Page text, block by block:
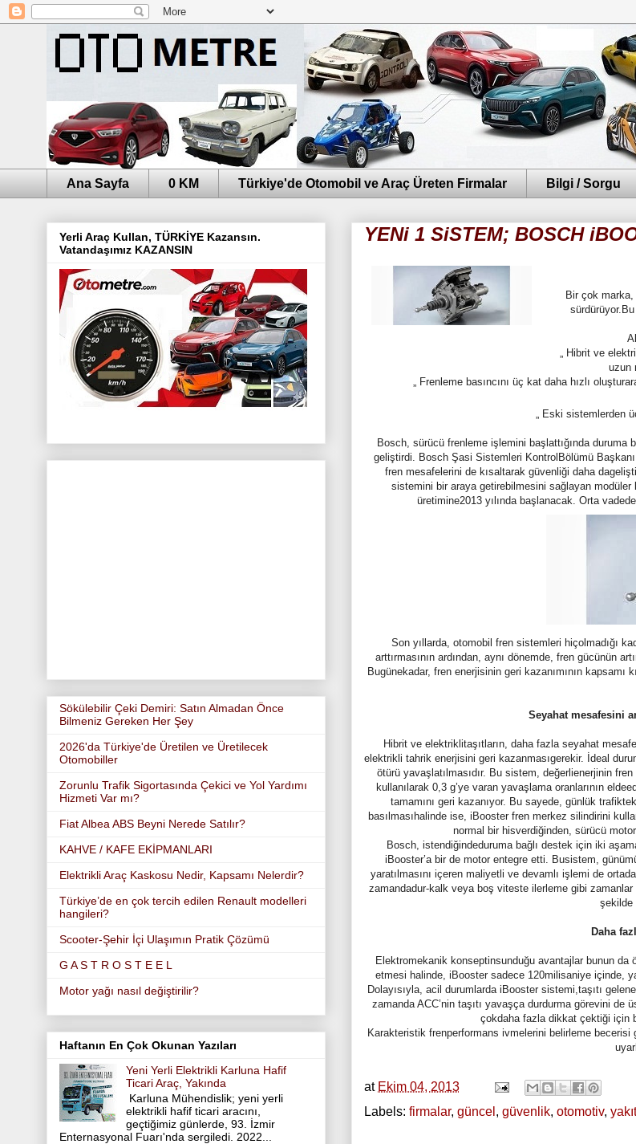
Ana Sayfa 0 KM Türkiye'de Otomobil ve Araç Üreten Firmalar Bilgi / Sorgu
YENi 1 SiSTEM; BOSCH
Bir çok marka,
„ Hibrit ve
uzun
„ Frenleme basıncını üç kat daha hızlı
„ Eski sistemlerden
Bosch, sürücü frenleme işlemini başlattığında
geliştirdi. Bosch Şasi Sistemleri KontrolBölümü
fren mesafelerini de kısaltarak güvenliği daha
sistemini bir araya getirebilmesini sağlayan
üretimine2013 yılında başlanacak. Orta
Son yıllarda, otomobil fren sistemleri hiçolmadığı
arttırmasının ardından, aynı dönemde, fren gücünün
Bugünekadar, fren enerjisinin geri kazanımının
Seyahat mesafesini
Hibrit ve elektriklitaşıtların, daha fazla seyahat
elektrikli tahrik enerjisini geri kazanmasıgerekir. İdeal
ötürü yavaşlatılmasıdır. Bu sistem, değerlienerjinin
kullanılarak 0,3 g’ye varan yavaşlama oranlarının
tamamını geri kazanıyor. Bu sayede, günlük
basılmasıhalinde ise, iBooster fren merkez silindirini
normal bir hisverdiğinden, sürücü
Bosch, istendiğindeduruma bağlı destek için iki
iBooster’a bir de motor entegre etti. Busistem,
yaratılmasını içeren maliyetli ve devamlı işlemi de
zamandadur-kalk veya boş viteste ilerleme gibi
şekilde
Daha
Elektromekanik konseptinsunduğu avantajlar bunun
etmesi halinde, iBooster sadece 120milisaniye içinde,
Dolayısıyla, acil durumlarda iBooster sistemi,taşıtı
zamanda ACC’nin taşıtı yavaşça durdurma görevini
çokdaha fazla dikkat çektiği için
Karakteristik frenperformans ivmelerini belirleme
at Ekim 04, 2013
Labels: firmalar, güncel , güvenlik, otomotiv, yakıt
Yerli Araç Kullan, TÜRKİYE Kazansın.
Vatandaşımız KAZANSIN
Sökülebilir Çeki Demiri: Satın Almadan Önce
Bilmeniz Gereken Her Şey
2026'da Türkiye'de Üretilen ve Üretilecek
Otomobiller
Zorunlu Trafik Sigortasında Çekici ve Yol Yardımı
Hizmeti Var mı?
Fiat Albea ABS Beyni Nerede Satılır?
KAHVE / KAFE EKİPMANLARI
Elektrikli Araç Kaskosu Nedir, Kapsamı Nelerdir?
Türkiye’de en çok tercih edilen Renault modelleri
hangileri?
Scooter-Şehir İçi Ulaşımın Pratik Çözümü
G A S T R O S T E E L
Motor yağı nasıl değiştirilir?
Haftanın En Çok Okunan Yazıları
Yeni Yerli Elektrikli Karluna Hafif
Ticari Araç, Yakında
Karluna Mühendislik; yeni yerli
elektrikli hafif ticari aracını,
geçtiğimiz günlerde, 93. İzmir
Enternasyonal Fuarı'nda sergiledi. 2022...